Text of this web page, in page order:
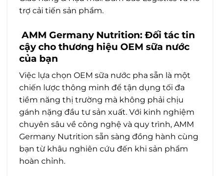
trợ cải tiến sản phẩm.
AMM Germany Nutrition: Đối tác tin
cậy cho thương hiệu OEM sữa nước
của bạn
Việc lựa chọn OEM sữa nước pha sẵn là một
chiến lược thông minh để tận dụng tối đa
tiềm năng thị trường mà không phải chịu
gánh nặng đầu tư sản xuất. Với kinh nghiệm
chuyên sâu về công nghệ và quy trình, AMM
Germany Nutrition sẵn sàng đồng hành cùng
bạn từ khâu nghiên cứu đến khi sản phẩm
hoàn chỉnh.